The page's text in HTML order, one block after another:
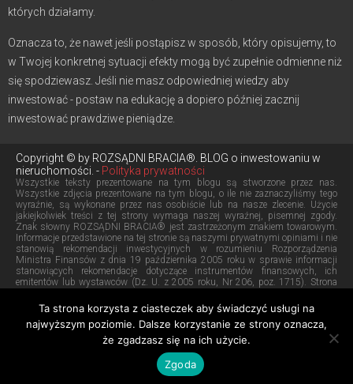
których działamy.
Oznacza to, że nawet jeśli postąpisz w sposób, który opisujemy, to
w Twojej konkretnej sytuacji efekty mogą być zupełnie odmienne niż
się spodziewasz. Jeśli nie masz odpowiedniej wiedzy aby
inwestować - postaw na edukację a dopiero później zacznij
inwestować prawdziwe pieniądze.
Copyright © by ROZSĄDNI BRACIA®. BLOG o inwestowaniu w
nieruchomości. - Polityka prywatności
Wszystkie teksty prezentowane na tym blogu są stworzone przez nas.
Wszystkie zdjęcia prezentowane na tym blogu, o ile nie zaznaczyliśmy tego
wyraźnie, są wykonane przez nas osobiście lub na nasze zlecenie. Użycie
jakiejkolwiek treści z tej strony wymaga naszej wyraźnej, pisemnej zgody.
Znak słowny ROZSĄDNI BRACIA® jest zastrzeżonym znakiem towarowym.
Informacje przedstawione na tej stronie są naszymi prywatnymi opiniami i nie
stanowią rekomendacji inwestycyjnych w rozumieniu Rozporządzenia
Ministra Finansów z dnia 19 października 2005 roku w sprawie informacji
stanowiących rekomendacje dotyczące instrumentów finansowych, ich
emitentów lub wystawców (Dz. U. z 2005 roku, Nr 206, poz. 1715). Strona
Aby skontaktować się z nami kliknij tutaj . Znajdziesz tam nasz adres e-mail.
Chcesz do nas zadzwonić? Skorzystaj z tego numeru: +48 737
RENTON®
Raportowanie cen ofertowych
Ta strona korzysta z ciasteczek aby świadczyć usługi na
najwyższym poziomie. Dalsze korzystanie ze strony oznacza,
że zgadzasz się na ich użycie.
Zgoda